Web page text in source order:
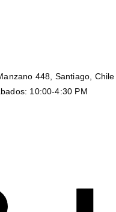
448, Santiago, Chile
10:00-4:30 PM